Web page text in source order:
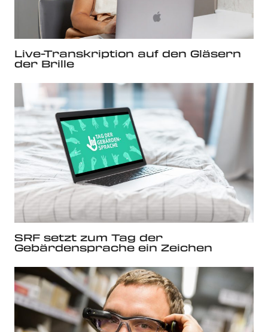
Live-Transkription auf den Gläsern
der Brille
SRF setzt zum Tag der
Gebärdensprache ein Zeichen